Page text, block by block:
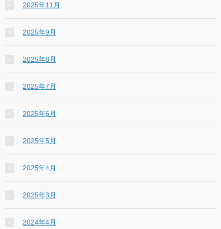
2025年11月
2025年9月
2025年8月
2025年7月
2025年6月
2025年5月
2025年4月
2025年3月
2024年4月